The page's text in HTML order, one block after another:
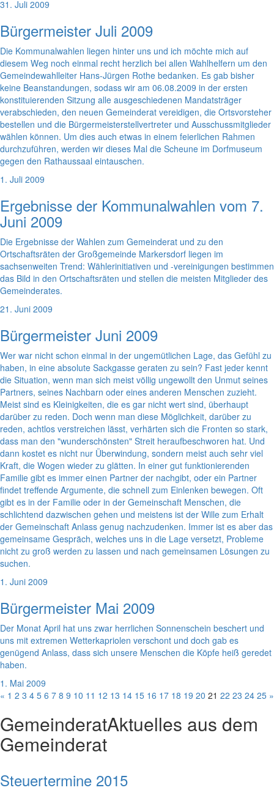
31. Juli 2009
Bürgermeister Juli 2009
Die Kommunalwahlen liegen hinter uns und ich möchte mich auf
diesem Weg noch einmal recht herzlich bei allen Wahlhelfern um den
Gemeindewahlleiter Hans-Jürgen Rothe bedanken. Es gab bisher
keine Beanstandungen, sodass wir am 06.08.2009 in der ersten
konstituierenden Sitzung alle ausgeschiedenen Mandatsträger
verabschieden, den neuen Gemeinderat vereidigen, die Ortsvorsteher
bestellen und die Bürgermeisterstellvertreter und Ausschussmitglieder
wählen können. Um dies auch etwas in einem feierlichen Rahmen
durchzuführen, werden wir dieses Mal die Scheune im Dorfmuseum
gegen den Rathaussaal eintauschen.
1. Juli 2009
Ergebnisse der Kommunalwahlen vom 7.
Juni 2009
Die Ergebnisse der Wahlen zum Gemeinderat und zu den
Ortschaftsräten der Großgemeinde Markersdorf liegen im
sachsenweiten Trend: Wählerinitiativen und -vereinigungen bestimmen
das Bild in den Ortschaftsräten und stellen die meisten Mitglieder des
Gemeinderates.
21. Juni 2009
Bürgermeister Juni 2009
Wer war nicht schon einmal in der ungemütlichen Lage, das Gefühl zu
haben, in eine absolute Sackgasse geraten zu sein? Fast jeder kennt
die Situation, wenn man sich meist völlig ungewollt den Unmut seines
Partners, seines Nachbarn oder eines anderen Menschen zuzieht.
Meist sind es Kleinigkeiten, die es gar nicht wert sind, überhaupt
darüber zu reden. Doch wenn man diese Möglichkeit, darüber zu
reden, achtlos verstreichen lässt, verhärten sich die Fronten so stark,
dass man den "wunderschönsten" Streit heraufbeschworen hat. Und
dann kostet es nicht nur Überwindung, sondern meist auch sehr viel
Kraft, die Wogen wieder zu glätten. In einer gut funktionierenden
Familie gibt es immer einen Partner der nachgibt, oder ein Partner
findet treffende Argumente, die schnell zum Einlenken bewegen. Oft
gibt es in der Familie oder in der Gemeinschaft Menschen, die
schlichtend dazwischen gehen und meistens ist der Wille zum Erhalt
der Gemeinschaft Anlass genug nachzudenken. Immer ist es aber das
gemeinsame Gespräch, welches uns in die Lage versetzt, Probleme
nicht zu groß werden zu lassen und nach gemeinsamen Lösungen zu
suchen.
1. Juni 2009
Bürgermeister Mai 2009
Der Monat April hat uns zwar herrlichen Sonnenschein beschert und
uns mit extremen Wetterkapriolen verschont und doch gab es
genügend Anlass, dass sich unsere Menschen die Köpfe heiß geredet
haben.
1. Mai 2009
« 1 2 3 4 5 6 7 8 9 10 11 12 13 14 15 16 17 18 19 20 21 22 23 24 25 »
GemeinderatAktuelles aus dem
Gemeinderat
Steuertermine 2015